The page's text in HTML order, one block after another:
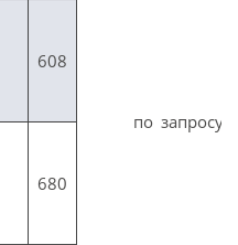
по запросу
608
680